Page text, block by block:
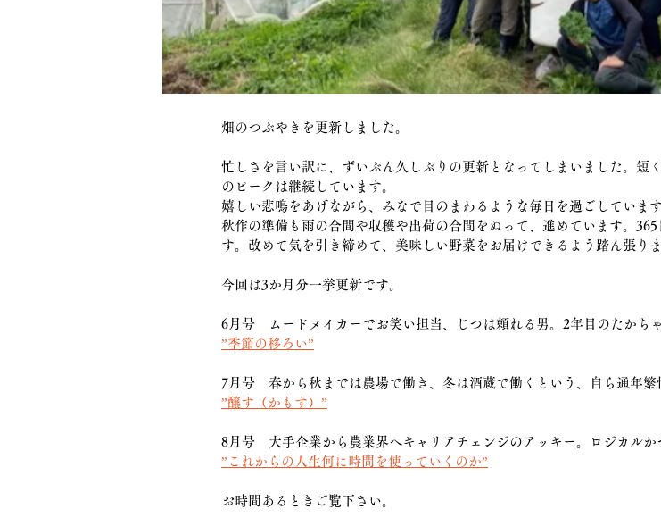
畑のつぶやきを更新しました。
忙しさを言い訳に、ずいぶん久しぶりの更新となってしまいました。​短
のピークは継続しています。
嬉しい悲鳴をあげながら、みなで目のまわるような毎日を過ごしています
秋作の準備も雨の合間や収穫や出荷の合間をぬって、進めています。
す。改めて気を引き締めて、美味しい野菜をお届けできるよう踏ん張りま
今回は3か月分一挙更新です。
6月号　ムードメイカーでお笑い担当、じつは頼れる男。2年目のたかち
”季節の移ろい”
7月号　春から秋までは農場で働き、冬は酒蔵で働くという、自ら通年
”醸す（かもす）”
8月号　大手企業から農業界へキャリアチェンジのアッキー。ロジカル
”これからの人生何に時間を使っていくのか”
お時間あるときご覧下さい。